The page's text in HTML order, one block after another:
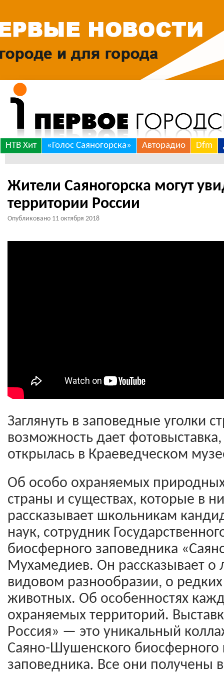
Skip
НТВ Хит «Голос Саяногорска» Авторадио Dfm
Жители Саяногорска могут
территории России
Опубликовано 11 октября 2018
Заглянуть в заповедные уголки
возможность дает
открылась в Краеведческом
Об особо охраняемых
страны и существах, которые в
рассказывает школьникам
наук, сотрудник
биосферного заповедника
Мухамедиев. Он рассказывает
видовом разнообразии, о
животных. Об особенностях
охраняемых территорий.
Россия» — это уникальный
Саяно-Шушенского биосферного
заповедника. Все они получены